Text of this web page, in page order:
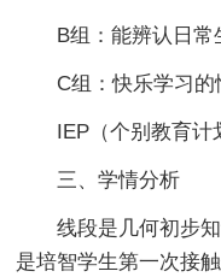
B组：能辨认日常
C组：快乐学习的
IEP（个别教育计
三、学情分析
线段是几何初步
是培智学生第一次接